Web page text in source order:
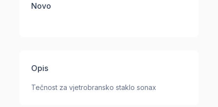
Novo
Opis
Tečnost za vjetrobransko staklo sonax